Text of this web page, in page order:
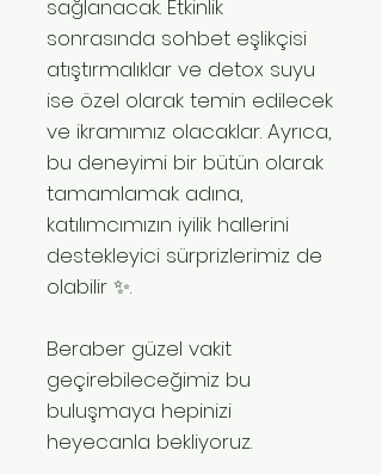
sağlanacak. Etkinlik
sonrasında sohbet eşlikçisi
atıştırmalıklar ve detox suyu
ise özel olarak temin edilecek
ve ikramımız olacaklar. Ayrıca,
bu deneyimi bir bütün olarak
tamamlamak adına,
katılımcımızın iyilik hallerini
destekleyici sürprizlerimiz de
olabilir ✨.
Beraber güzel vakit
geçirebileceğimiz bu
buluşmaya hepinizi
heyecanla bekliyoruz.